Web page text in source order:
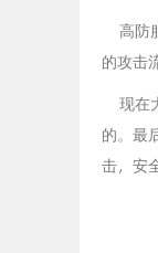
高防
的攻击
现在
的。最
击，安